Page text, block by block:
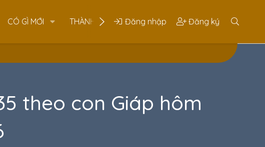
CÓ GÌ MỚI THÀNH VIÊN Đăng nhập Đăng ký
theo con Giáp hôm